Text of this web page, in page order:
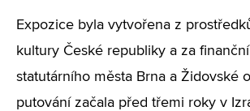
Expozice byla vytvořena z
kultury České republiky a za
statutárního města Brna a Židovské
putování začala před třemi roky v